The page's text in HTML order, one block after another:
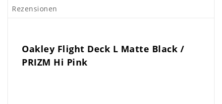
Rezensionen
Oakley Flight Deck L Matte Black /
PRIZM Hi Pink